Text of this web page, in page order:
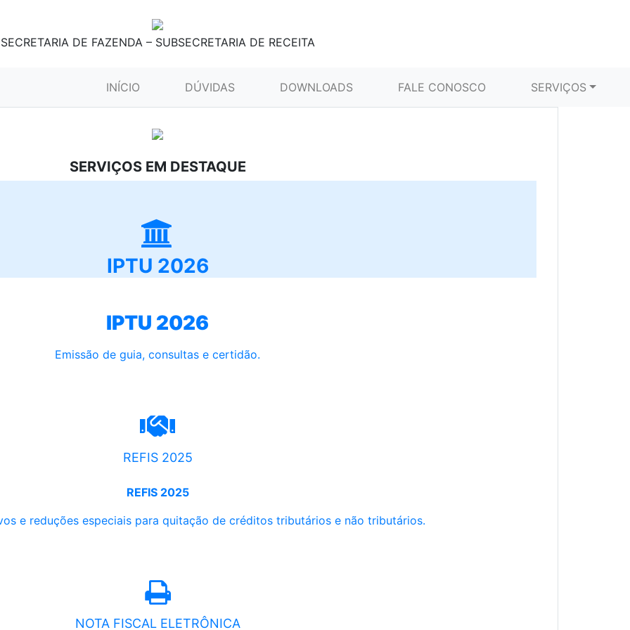
SECRETARIA DE FAZENDA – SUBSECRETARIA DE RECEITA
INÍCIO (CURRENT)DÚVIDAS DOWNLOADS FALE CONOSCO SERVIÇOS
SERVIÇOS EM DESTAQUE
IPTU 2026
IPTU 2026
Emissão de guia, consultas e certidão.
REFIS 2025
REFIS 2025
e reduções especiais para quitação de créditos tributários e não tributários.
NOTA FISCAL ELETRÔNICA